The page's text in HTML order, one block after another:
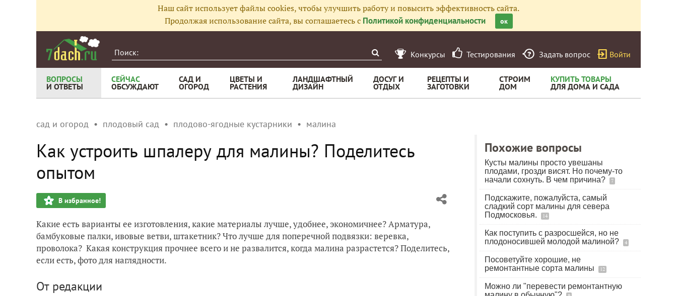
Наш сайт использует файлы cookies, чтобы улучшить работу и повысить эффективность сайта.
Продолжая использование сайта, вы соглашаетесь с Политикой конфиденциальности ок
Конкурсы Тестирования Задать вопрос Войти
ВОПРОСЫ
И ОТВЕТЫ
СЕЙЧАС
ОБСУЖДАЮТ
САД И
ОГОРОД
ЦВЕТЫ И
РАСТЕНИЯ
ЛАНДШАФТНЫЙ
ДИЗАЙН
ДОСУГ И
ОТДЫХ
РЕЦЕПТЫ И
ЗАГОТОВКИ
СТРОИМ
ДОМ
КУПИТЬ ТОВАРЫ
ДЛЯ ДОМА И САДА
сад и огород плодовый сад плодово-ягодные кустарники малина
Как устроить шпалеру для малины? Поделитесь
опытом
В избранное!
Какие есть варианты ее изготовления, какие материалы лучше, удобнее, экономичнее? Арматура,
бамбуковые палки, ивовые ветви, штакетник? Что лучше для поперечной подвязки: веревка,
проволока? Какая конструкция прочнее всего и не развалится, когда малина разрастется? Поделитесь,
если есть, фото для наглядности.
От редакции
Похожие вопросы
Кусты малины просто увешаны
плодами, грозди висят. Но почему-то
начали сохнуть. В чем причина?
7
Подскажите, пожалуйста, самый
сладкий сорт малины для севера
Подмосковья.
14
Как поступить с разросшейся, но не
плодоносившей молодой малиной?
4
Посоветуйте хорошие, не
ремонтантные сорта малины
12
Можно ли "перевести ремонтантную